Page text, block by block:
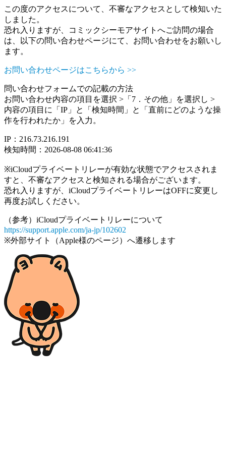
この度のアクセスについて、不審なアクセスとして検知いた
しました。
恐れ入りますが、コミックシーモアサイトへご訪問の場合
は、以下の問い合わせページにて、お問い合わせをお願いし
ます。
お問い合わせページはこちらから >>
問い合わせフォームでの記載の方法
お問い合わせ内容の項目を選択 >「7．その他」を選択し >
内容の項目に「IP」と「検知時間」と「直前にどのような操
作を行われたか」を入力。
IP：216.73.216.191
検知時間：2026-08-08 06:41:36
※iCloudプライベートリレーが有効な状態でアクセスされま
すと、不審なアクセスと検知される場合がございます。
恐れ入りますが、iCloudプライベートリレーはOFFに変更し
再度お試しください。
（参考）iCloudプライベートリレーについて
https://support.apple.com/ja-jp/102602
※外部サイト（Apple様のページ）へ遷移します